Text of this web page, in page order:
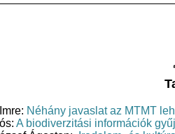
Néhány javaslat az MTMT
A biodiverzitási információk